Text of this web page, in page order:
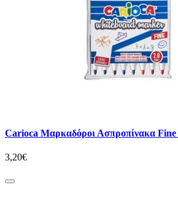
Carioca Μαρκαδόροι Ασπροπίνακα
3,20€